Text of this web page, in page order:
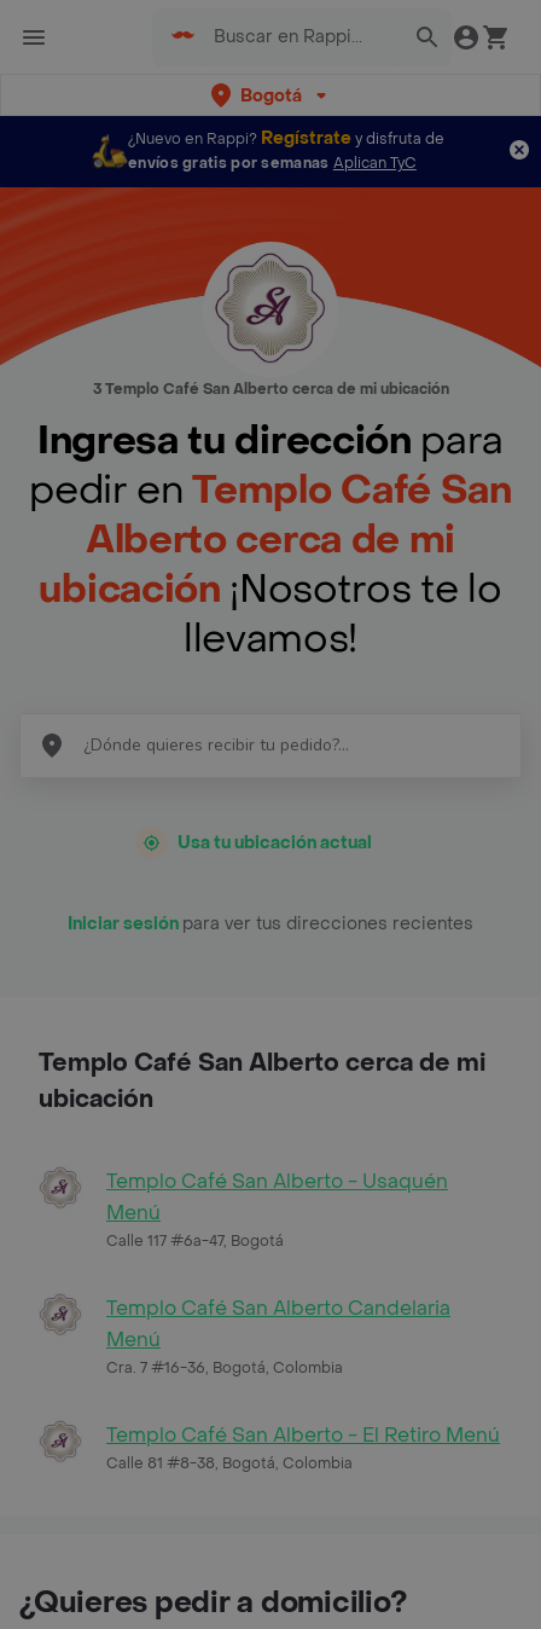
Bogotá
¿Nuevo en Rappi? Regístratey disfruta de
envíos gratis por semanas Aplican TyC
3 Templo Café San Alberto cerca de mi ubicación
Ingresa tu dirección para
pedir enTemplo Café San
Alberto cerca de mi
ubicación ¡Nosotros te lo
llevamos!
Usa tu ubicación actual
Iniciar sesión para ver tus direcciones recientes
Templo Café San Alberto cerca de mi
ubicación
Templo Café San Alberto - Usaquén
Menú
Calle 117 #6a-47, Bogotá
Templo Café San Alberto Candelaria
Menú
Cra. 7 #16-36, Bogotá, Colombia
Templo Café San Alberto - El Retiro Menú
Calle 81 #8-38, Bogotá, Colombia
¿Quieres pedir a domicilio?